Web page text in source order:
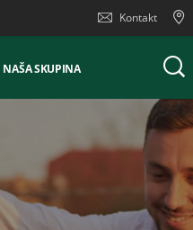
Kontakt
NAŠA SKUPINA